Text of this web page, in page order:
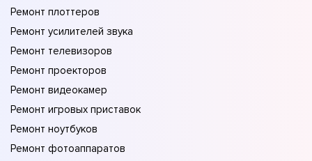
Ремонт плоттеров
Ремонт усилителей звука
Ремонт телевизоров
Ремонт проекторов
Ремонт видеокамер
Ремонт игровых приставок
Ремонт ноутбуков
Ремонт фотоаппаратов